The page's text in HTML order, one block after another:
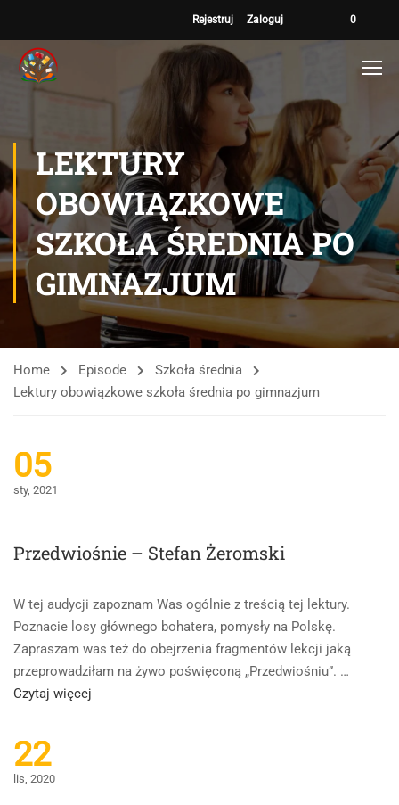
Rejestruj Zaloguj 0
LEKTURY
OBOWIĄZKOWE
SZKOŁA ŚREDNIA PO
GIMNAZJUM
Home Episode
Szkoła średnia
Lektury obowiązkowe szkoła średnia po gimnazjum
05
sty, 2021
Przedwiośnie – Stefan Żeromski
W tej audycji zapoznam Was ogólnie z treścią tej lektury.
Poznacie losy głównego bohatera, pomysły na Polskę.
Zapraszam was też do obejrzenia fragmentów lekcji jaką
przeprowadziłam na żywo poświęconą „Przedwiośniu”. …
Read
about
Przedwiośnie
–
Czytaj więcej
22
lis, 2020